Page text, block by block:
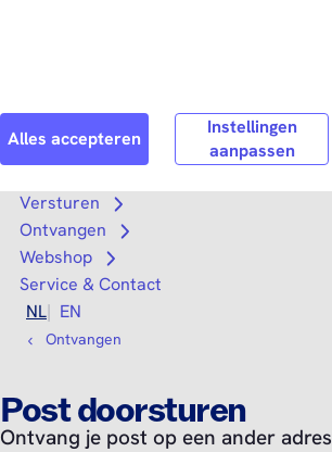
Search
Versturen
Open submenu
Ontvangen
Open submenu
Webshop
Open submenu
Service & Contact
NL
EN
Ontvangen
Post doorsturen
Ontvang je post op een ander adres